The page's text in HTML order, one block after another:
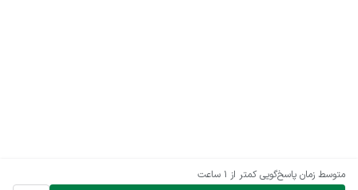
متوسط زمان پاسخ‌گویی کمتر از 1 ساعت